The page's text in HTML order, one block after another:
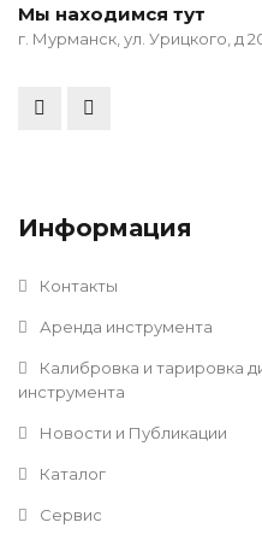
Мы находимся тут
г. Мурманск, ул. Урицкого, д
Информация
Контакты
Аренда инструмента
Калибровка и тарировка
инструмента
Новости и Публикации
Каталог
Сервис